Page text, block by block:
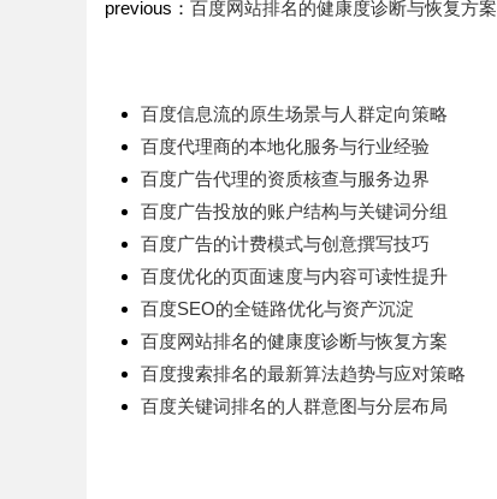
previous： 百度网站排名的健康度诊断与恢复方案
百度信息流的原生场景与人群定向策略
百度代理商的本地化服务与行业经验
百度广告代理的资质核查与服务边界
百度广告投放的账户结构与关键词分组
百度广告的计费模式与创意撰写技巧
百度优化的页面速度与内容可读性提升
百度SEO的全链路优化与资产沉淀
百度网站排名的健康度诊断与恢复方案
百度搜索排名的最新算法趋势与应对策略
百度关键词排名的人群意图与分层布局